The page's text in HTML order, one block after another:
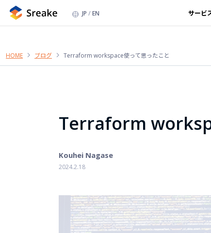
EN
JP サービ
HOME ブログ Terraform workspace使って思ったこと
Terraform
Kouhei Nagase
2024.2.18